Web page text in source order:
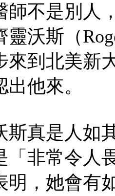
師不是別人
靈沃斯（
來到北美新
出他來。
斯真是人如
「非常令人
明，她會有